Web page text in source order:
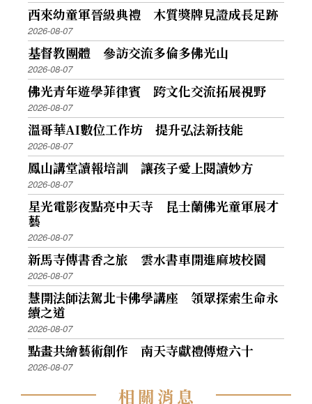
西來幼童軍晉級典禮 木質獎牌見證成長足跡
2026-08-07
基督教團體 參訪交流多倫多佛光山
2026-08-07
佛光青年遊學菲律賓 跨文化交流拓展視野
2026-08-07
溫哥華AI數位工作坊 提升弘法新技能
2026-08-07
鳳山講堂讀報培訓 讓孩子愛上閱讀妙方
2026-08-07
星光電影夜點亮中天寺 昆士蘭佛光童軍展才
藝
2026-08-07
新馬寺傳書香之旅 雲水書車開進麻坡校園
2026-08-07
慧開法師法駕北卡佛學講座 領眾探索生命永
續之道
2026-08-07
點畫共繪藝術創作 南天寺獻禮傳燈六十
2026-08-07
相關消息